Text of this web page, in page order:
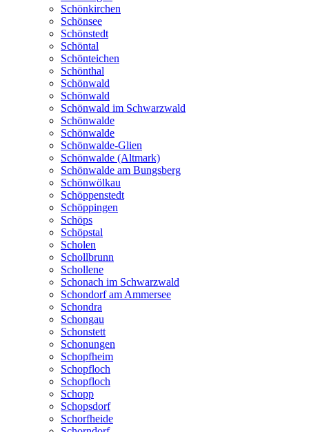
Schönkirchen
Schönsee
Schönstedt
Schöntal
Schönteichen
Schönthal
Schönwald
Schönwald
Schönwald im Schwarzwald
Schönwalde
Schönwalde
Schönwalde-Glien
Schönwalde (Altmark)
Schönwalde am Bungsberg
Schönwölkau
Schöppenstedt
Schöppingen
Schöps
Schöpstal
Scholen
Schollbrunn
Schollene
Schonach im Schwarzwald
Schondorf am Ammersee
Schondra
Schongau
Schonstett
Schonungen
Schopfheim
Schopfloch
Schopfloch
Schopp
Schopsdorf
Schorfheide